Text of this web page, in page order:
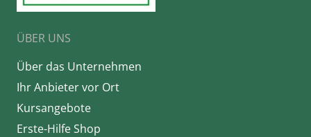
ÜBER UNS
Über das Unternehmen
Ihr Anbieter vor Ort
Kursangebote
Erste-Hilfe Shop